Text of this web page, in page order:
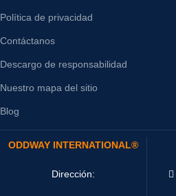
Política de privacidad
Contáctanos
Descargo de responsabilidad
Nuestro mapa del sitio
Blog
ODDWAY INTERNATIONAL®
Dirección: